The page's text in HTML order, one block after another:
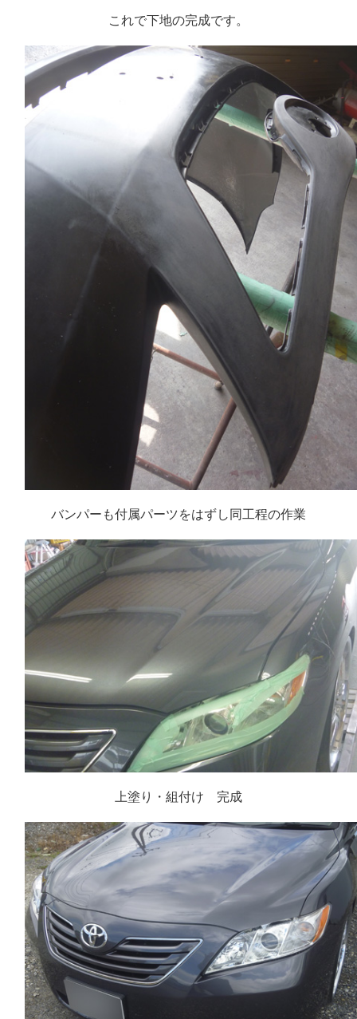
これで下地の完成です。
バンパーも付属パーツをはずし同工程の作業
上塗り・組付け 完成